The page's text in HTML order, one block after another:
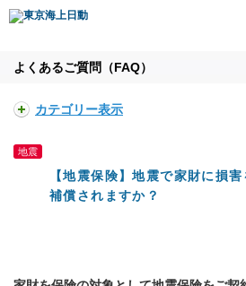
よくあるご質問（FAQ）
カテゴリー表示
地震
【地震保険】地震で家財に損
補償されますか？